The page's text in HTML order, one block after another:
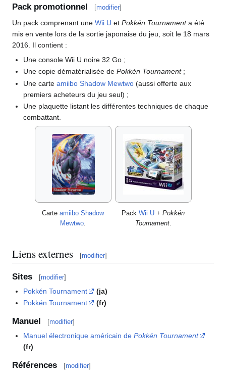
Pack promotionnel [modifier]
Un pack comprenant une Wii U et Pokkén Tournamenta été
mis en vente lors de la sortie japonaise du jeu, soit le 18 mars
2016. Il contient :
Une console Wii U noire 32 Go ;
Une copie dématérialisée dePokkén Tournament ;
Une carteamiibo Shadow Mewtwo (aussi offerte aux
premiers acheteurs du jeu seul) ;
Une plaquette listant les différentes techniques de chaque
combattant.
Carte amiibo Shadow
Mewtwo.
Pack Wii U + Pokkén
Tournament.
Liens externes [modifier]
Sites [modifier]
Pokkén Tournament
(ja)
Pokkén Tournament
(fr)
Manuel [modifier]
Manuel électronique américain dePokkén Tournament
(fr)
Références [modifier]